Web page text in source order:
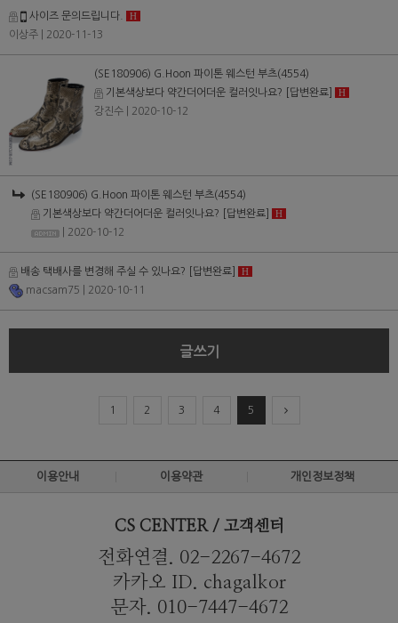
사이즈 문의드립니다.
H
이상주
| 2020-11-13
(SE180906) G.Hoon 파이톤 웨스턴 부츠(4554)
기본색상보다 약간더어더운 컬러잇나요?
[답변완료]
H
강진수
| 2020-10-12
(SE180906) G.Hoon 파이톤 웨스턴 부츠(4554)
기본색상보다 약간더어더운 컬러잇나요?
[답변완료]
H
| 2020-10-12
배송 택배사를 변경해 주실 수 있나요? [답변완료]
H
macsam75
| 2020-10-11
글쓰기
1 2 3 4 5
이용안내 이용약관 개인정보정책
CS CENTER / 고객센터
전화연결. 02-2267-4672
카카오 ID. chagalkor
문자. 010-7447-4672